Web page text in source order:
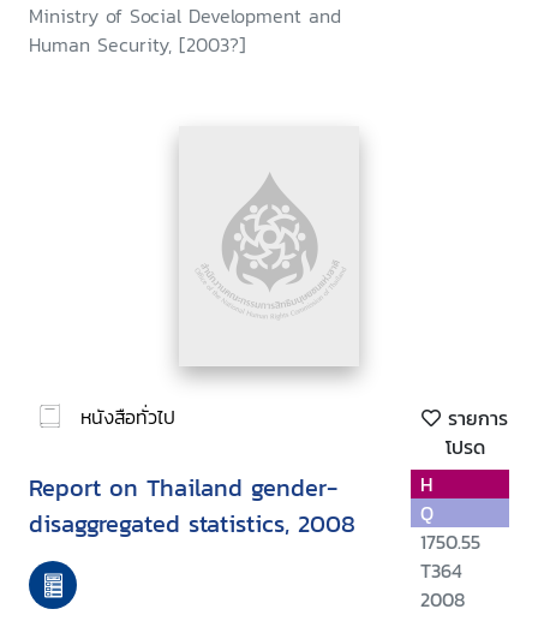
Ministry of Social Development and
Human Security, [2003?]
หนังสือทั่วไป
รายการ
โปรด
Report on Thailand gender-
disaggregated statistics, 2008
H
Q
1750.55
T364
2008